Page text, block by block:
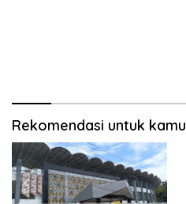
Rekomendasi untuk kamu